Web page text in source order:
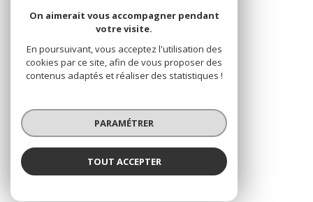
Cookies
© 2026 | Tous droits réservés
Réalisé par
On aimerait vous accompagner pendant
votre visite.
En poursuivant, vous acceptez l'utilisation des
cookies par ce site, afin de vous proposer des
contenus adaptés et réaliser des statistiques !
PARAMÉTRER
TOUT ACCEPTER